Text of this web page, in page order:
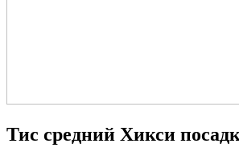
Тис средний Хикси